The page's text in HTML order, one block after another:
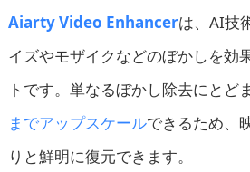
Aiarty Video Enhancerは、AI技
イズやモザイクなどのぼかしを効
トです。単なるぼかし除去にとど
までアップスケールできるため、
りと鮮明に復元できます。